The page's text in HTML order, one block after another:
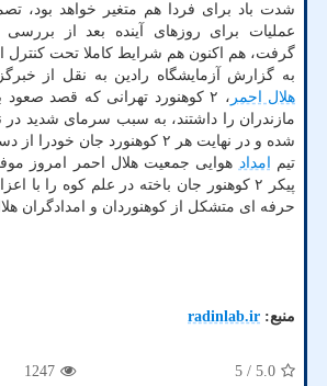
شدت باد برای فردا هم متغیر خواهد بود،
عملیات برای روزهای آینده بعد از
گرفت، هم اکنون هم شرایط کاملا تحت
به گزارش آزمایشگاه رادین به نقل از
هلال احمر
، ۲ کوهنورد تهرانی که قصد
مازندران را داشتند، به سبب سرمای شدید در
شده و در نهایت هر ۲ کوهنورد جان خودرا از دست دادند.
تیم
امداد هوایی جمعیت هلال احمر امروز
پیکر ۲ کوهنور جان باخته در علم کوه را با اعزام سه تیم
حرفه ای متشکل از کوهنوردان و امدادگران
منبع: radinlab.ir
5.0
/ 5
1247